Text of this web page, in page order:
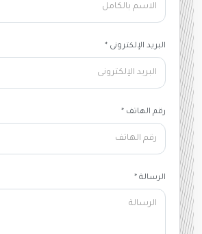
البريد الإلكترونى *
رقم الهاتف *
الرسالة *